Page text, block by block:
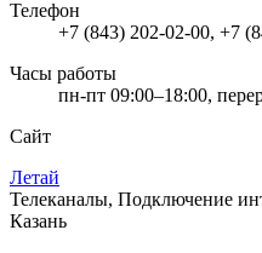
Телефон
+7 (843) 202-02-00, +7
Часы работы
пн-пт 09:00–18:00,
Сайт
Летай
Телеканалы, Подключение
Казань